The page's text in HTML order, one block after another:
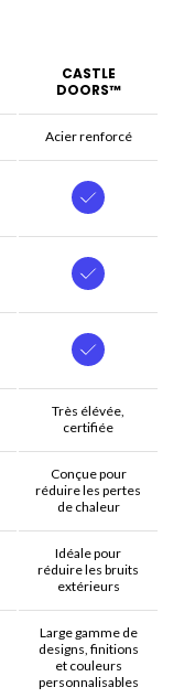
CASTLE
DOORS™︎
Acier renforcé
Très élévée,
certifiée
Conçue pour
réduire les pertes
de chaleur
Idéale pour
réduire les bruits
extérieurs
Large gamme de
designs, finitions
et couleurs
personnalisables